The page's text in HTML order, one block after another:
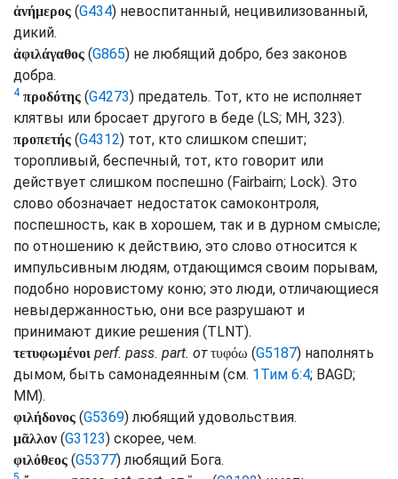
ἀνήμερος (G434) невоспитанный, нецивилизованный,
дикий.
ἀφιλάγαθος (G865) не любящий добро, без законов
добра.
4 προδότης (G4273) предатель. Тот, кто не исполняет
клятвы или бросает другого в беде (LS; MH, 323).
προπετής (G4312) тот, кто слишком спешит;
торопливый, беспечный, тот, кто говорит или
действует слишком поспешно (Fairbairn; Lock). Это
слово обозначает недостаток самоконтроля,
поспешность, как в хорошем, так и в дурном смысле;
по отношению к действию, это слово относится к
импульсивным людям, отдающимся своим порывам,
подобно норовистому коню; это люди, отличающиеся
невыдержанностью, они все разрушают и
принимают дикие решения (TLNT).
τετυφωμένοι perf. pass. part. от τυφόω (G5187) наполнять
дымом, быть самонадеянным (см. 1Тим 6:4; BAGD;
MM).
φιλήδονος (G5369) любящий удовольствия.
μᾶλλον (G3123) скорее, чем.
φιλόθεος (G5377) любящий Бога.